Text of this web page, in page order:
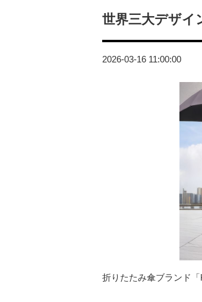
世界三大デザイ
2026-03-16 11:00:00
折りたたみ傘ブランド